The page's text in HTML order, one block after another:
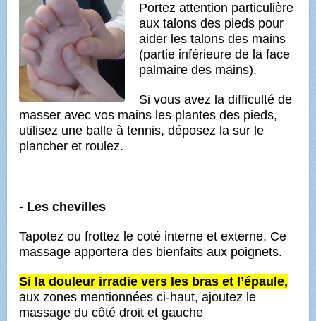
Portez attention particulière
aux talons des pieds pour
aider les talons des mains
(partie inférieure de la face
palmaire des mains).
Si vous avez la difficulté de
masser avec vos mains les plantes des pieds,
utilisez une balle à tennis, déposez la sur le
plancher et roulez.
- Les chevilles
Tapotez ou frottez le coté interne et externe. Ce
massage apportera des bienfaits aux poignets.
Si la douleur irradie vers les bras et l’épaule,
aux zones mentionnées ci-haut, ajoutez le
massage du côté droit et gauche